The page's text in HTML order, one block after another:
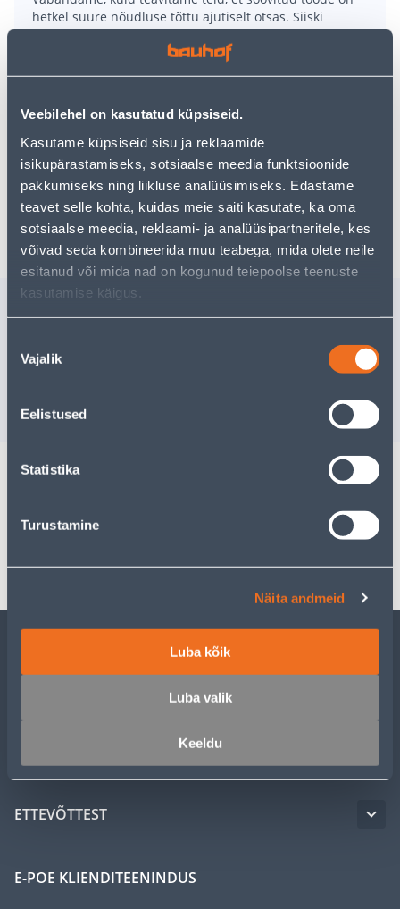
Veebilehel on kasutatud küpsiseid.
Kasutame küpsiseid sisu ja reklaamide
isikupärastamiseks, sotsiaalse meedia funktsioonide
pakkumiseks ning liikluse analüüsimiseks. Edastame
teavet selle kohta, kuidas meie saiti kasutate, ka oma
sotsiaalse meedia, reklaami- ja analüüsipartneritele, kes
võivad seda kombineerida muu teabega, mida olete neile
esitanud või mida nad on kogunud teiepoolse teenuste
kasutamise käigus.
valik
Vajalik
Eelistused
Statistika
Turustamine
Näita andmeid
Luba kõik
Luba valik
Keeldu
hetkel suure nõudluse tõttu ajutiselt otsas. Siiski
pakume suurepäraseid alternatiive samast
, mis võivad teile sama palju rõõmu
uurimistööd saate jätkata, naastes
kasutades meie võimsat otsingufunktsiooni, et leida
veelgi meelepärasemad valikuid. Head ostlemist!
Tarne pole võimalik
Sarnased tooted
Tarne pole
TEENUSED
MEISTRIKLUBI
ETTEVÕTTEST
E-POE KLIENDITEENINDUS